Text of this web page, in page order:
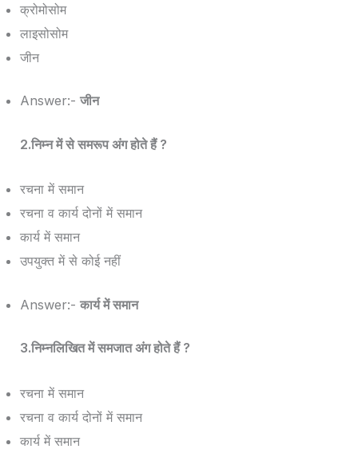
क्रोमोसोम
लाइसोसोम
जीन
Answer:-जीन
2.निम्न में से समरूप अंग होते हैं ?
रचना में समान
रचना व कार्य दोनों में समान
कार्य में समान
उपयुक्त में से कोई नहीं
Answer:-कार्य में समान
3.निम्नलिखित में समजात अंग होते हैं ?
रचना में समान
रचना व कार्य दोनों में समान
कार्य में समान